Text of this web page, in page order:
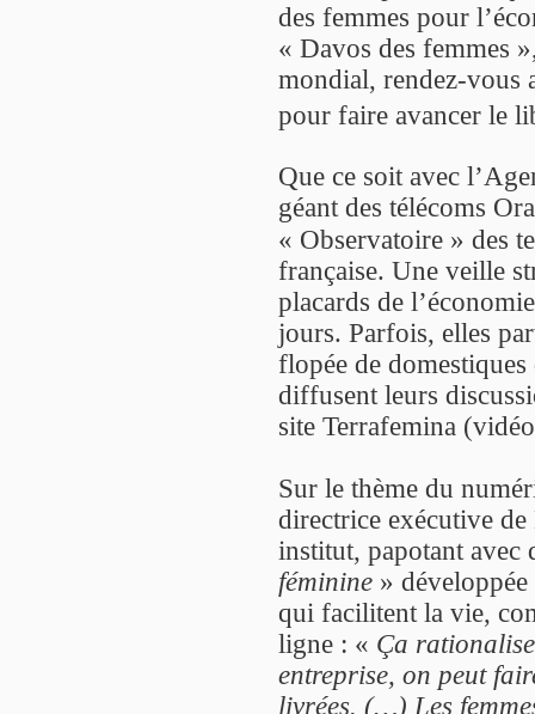
des femmes pour
« Davos des femmes
mondial, rendez-vous
pour faire avancer le
Que ce soit avec
géant des télécoms
« Observatoire » des
française. Une veille
placards de
jours. Parfois, elles
flopée de
diffusent leurs
site Terrafemina
Sur le thème du
directrice exécutive de
institut, papotant avec
féminine »
qui facilitent la vie,
ligne : « Ça
entreprise, on peut
livrées. (…) Les